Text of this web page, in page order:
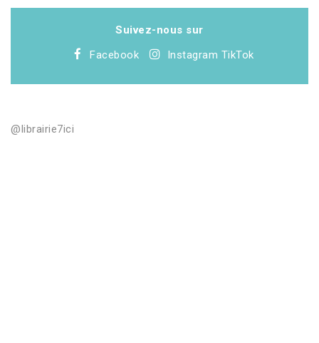
Suivez-nous sur
Facebook
Instagram TikTok
@librairie7ici